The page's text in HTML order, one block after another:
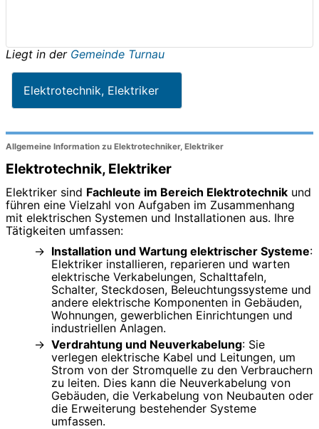
Liegt in der Gemeinde Turnau
Elektrotechnik, Elektriker
Allgemeine Information zu Elektrotechniker, Elektriker
Elektrotechnik, Elektriker
Elektriker sind Fachleute im Bereich Elektrotechnik und
führen eine Vielzahl von Aufgaben im Zusammenhang
mit elektrischen Systemen und Installationen aus. Ihre
Tätigkeiten umfassen:
Installation und Wartung elektrischer Systeme:
Elektriker installieren, reparieren und warten
elektrische Verkabelungen, Schalttafeln,
Schalter, Steckdosen, Beleuchtungssysteme und
andere elektrische Komponenten in Gebäuden,
Wohnungen, gewerblichen Einrichtungen und
industriellen Anlagen.
Verdrahtung und Neuverkabelung: Sie
verlegen elektrische Kabel und Leitungen, um
Strom von der Stromquelle zu den Verbrauchern
zu leiten. Dies kann die Neuverkabelung von
Gebäuden, die Verkabelung von Neubauten oder
die Erweiterung bestehender Systeme
umfassen.